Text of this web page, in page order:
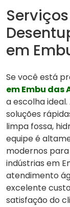
em
Se você está
em Embu das
a escolha
soluções
limpa fossa,
equipe é
modernos
indústrias em
atendimento
excelente
satisfação do